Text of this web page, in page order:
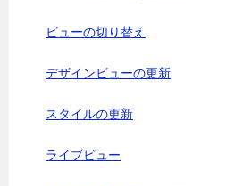
ビューの切り替え
デザインビューの更新
スタイルの更新
ライブビュー